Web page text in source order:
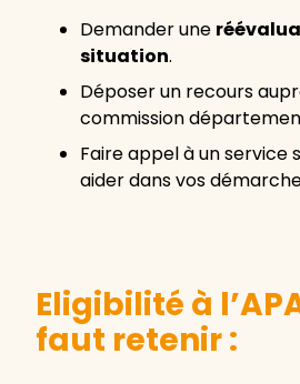
Demander une
situation.
Déposer un recours
commission
Faire appel à un service
aider dans vos
Eligibilité à
faut retenir :